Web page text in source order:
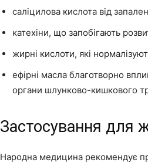
саліцилова кислота від
катехіни, що запобігають
жирні кислоти, які
ефірні масла благотворно
органи шлунково-кишкового
Застосування для
Народна медицина рекомендує